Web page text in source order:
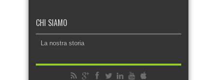
CHI SIAMO
La nostra storia